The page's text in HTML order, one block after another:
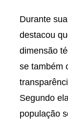
Durante
destacou
dimensão
se também
Segundo
população